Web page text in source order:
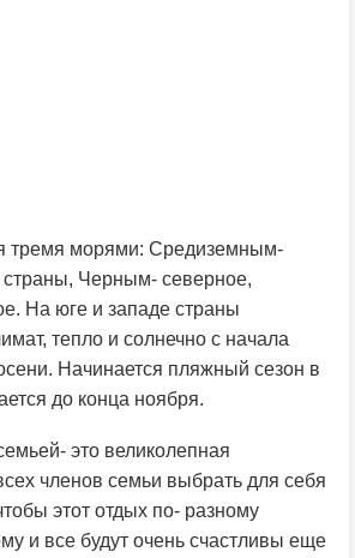
тремя морями: Средиземным-
Черным- северное,
На юге и западе страны
тепло и солнечно с начала
Начинается пляжный сезон в
до конца ноября.
это великолепная
членов семьи выбрать для себя
этот отдых по- разному
и все будут очень счастливы еще